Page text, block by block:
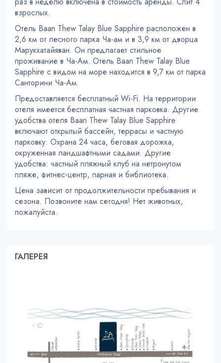
взрослых.
Отель Baan Thew Talay Blue Sapphire расположен в
2,6 км от лесного парка Ча-ам и в 3,9 км от дворца
Марукхатайяван. Он предлагает стильное
проживание в Ча-Ам. Отель Baan Thew Talay Blue
Sapphire с видом на море находится в 9,7 км от парка
Санторини Ча-Ам.
Предоставляется бесплатный Wi-Fi. На территории
отеля имеется бесплатная частная парковка. Другие
удобства отеля Baan Thew Talay Blue Sapphire
включают открытый бассейн, террасы и частную
парковку. Охрана 24 часа, беговая дорожка,
окруженная ландшафтными садами. Другие
удобства: частный пляжный клуб на нетронутом
пляже, фитнес-центр, парная и библиотека.
Цена зависит от продолжительности пребывания и
сезона. Позвоните нам сегодня! Нет животных,
пожалуйста.
ГАЛЕРЕЯ